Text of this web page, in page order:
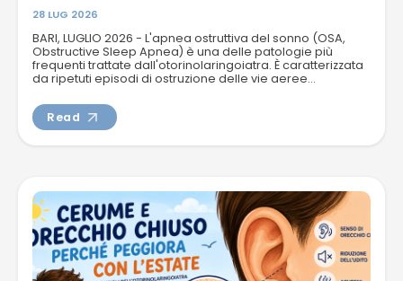
28 LUG 2026
BARI, LUGLIO 2026 - L'apnea ostruttiva del sonno (OSA,
Obstructive Sleep Apnea) è una delle patologie più
frequenti trattate dall'otorinolaringoiatra. È caratterizzata
da ripetuti episodi di ostruzione delle vie aeree...
Read